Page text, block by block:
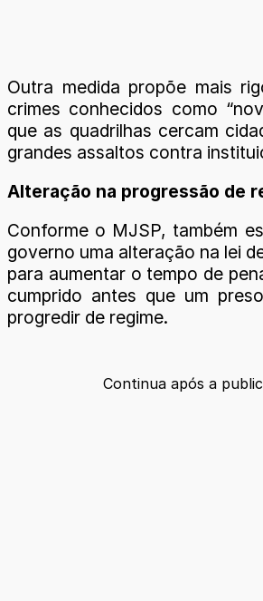
Outra medida propõe mais
crimes conhecidos como
que as quadrilhas cercam
grandes assaltos contra
Alteração na progressão de
Conforme o MJSP, também
governo uma alteração na lei
para aumentar o tempo de
cumprido antes que um
progredir de regime.
Continua após a